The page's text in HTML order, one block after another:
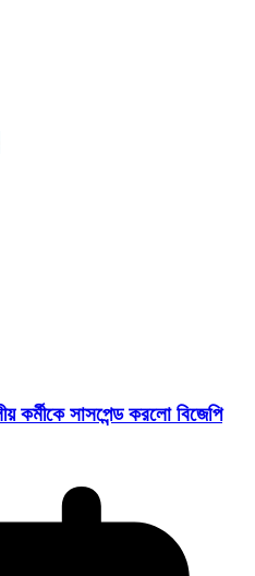
কর্মীকে সাসপেন্ড করলো বিজেপি